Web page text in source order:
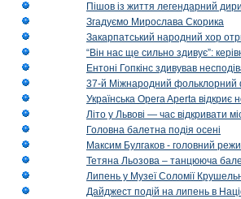
Пішов із життя легендарний
Згадуємо Мирослава Скорика
Закарпатський народний хор
“Він нас ще сильно здивує”:
Ентоні Гопкінс здивував
37-й Міжнародний фольклорний
Українська Opera Aperta
Літо у Львові — час відкривати
Головна балетна подія осені
Максим Булгаков - головний
Тетяна Льозова – танцююча
Липень у Музеї Соломії
Дайджест подій на липень в